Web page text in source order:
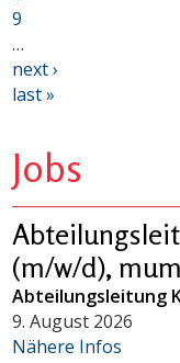
9
…
next ›
last »
Jobs
(m/w/d),
Abteilungsleitung
9. August 2026
Nähere Infos